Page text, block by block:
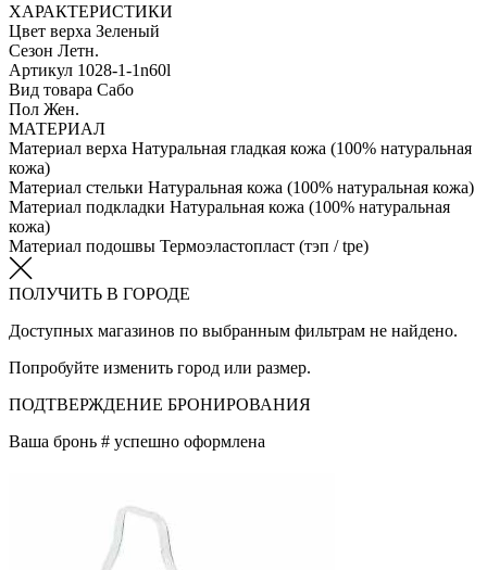
ХАРАКТЕРИСТИКИ
Цвет верха Зеленый
Сезон Летн.
Артикул 1028-1-1n60l
Вид товара Сабо
Пол Жен.
МАТЕРИАЛ
Материал верха Натуральная гладкая кожа (100% натуральная
кожа)
Материал стельки Натуральная кожа (100% натуральная кожа)
Материал подкладки Натуральная кожа (100% натуральная
кожа)
Материал подошвы Термоэластопласт (тэп / tpe)
ПОЛУЧИТЬ В ГОРОДЕ
Доступных магазинов по выбранным фильтрам не найдено.
Попробуйте изменить город или размер.
ПОДТВЕРЖДЕНИЕ БРОНИРОВАНИЯ
Ваша бронь # успешно оформлена